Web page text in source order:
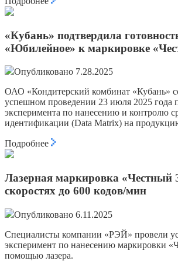
«Кубань» подтвердила
«Юбилейное» к маркировке
Опубликовано 7.28.2025
ОАО «Кондитерский комбинат «Кубань»
успешном проведении 23 июля 2025 года
эксперимента по нанесению и контролю
идентификации (Data Matrix) на
Подробнее
Лазерная маркировка «Честный
скоростях до 600 кодов/мин
Опубликовано 6.11.2025
Специалисты компании «РЭЙ» провели
эксперимент по нанесению маркировки
помощью лазера.